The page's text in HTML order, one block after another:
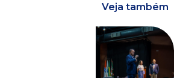
Veja também